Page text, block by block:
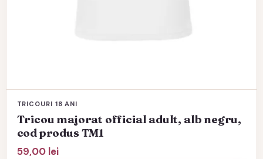
TRICOURI 18 ANI
Tricou majorat official adult, alb negru,
cod produs TM1
59,00 lei